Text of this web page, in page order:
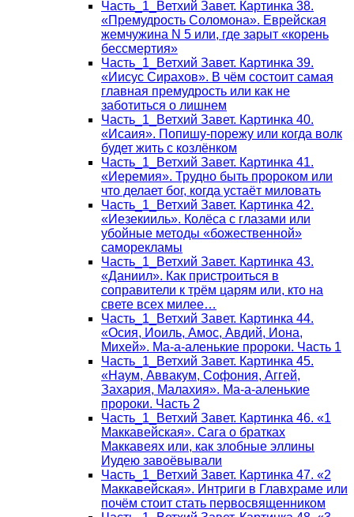
Часть_1_Ветхий Завет. Картинка 38.
«Премудрость Соломона». Еврейская
жемчужина N 5 или, где зарыт «корень
бессмертия»
Часть_1_Ветхий Завет. Картинка 39.
«Иисус Сирахов». В чём состоит самая
главная премудрость или как не
заботиться о лишнем
Часть_1_Ветхий Завет. Картинка 40.
«Исаия». Попишу-порежу или когда волк
будет жить с козлёнком
Часть_1_Ветхий Завет. Картинка 41.
«Иеремия». Трудно быть пророком или
что делает бог, когда устаёт миловать
Часть_1_Ветхий Завет. Картинка 42.
«Иезекииль». Колёса с глазами или
убойные методы «божественной»
саморекламы
Часть_1_Ветхий Завет. Картинка 43.
«Даниил». Как пристроиться в
соправители к трём царям или, кто на
свете всех милее…
Часть_1_Ветхий Завет. Картинка 44.
«Осия, Иоиль, Амос, Авдий, Иона,
Михей». Ма-а-аленькие пророки. Часть 1
Часть_1_Ветхий Завет. Картинка 45.
«Наум, Аввакум, Софония, Аггей,
Захария, Малахия». Ма-а-аленькие
пророки. Часть 2
Часть_1_Ветхий Завет. Картинка 46. «1
Маккавейская». Сага о братках
Маккавеях или, как злобные эллины
Иудею завоёвывали
Часть_1_Ветхий Завет. Картинка 47. «2
Маккавейская». Интриги в Главхраме или
почём стоит стать первосвященником